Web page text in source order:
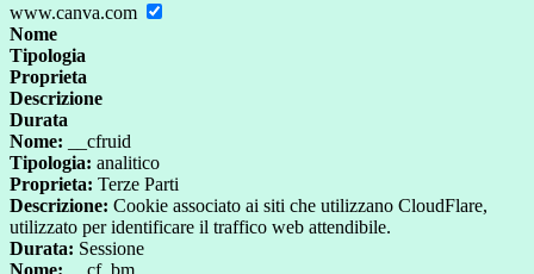
www.canva.com
Nome
Tipologia
Proprieta
Descrizione
Durata
Nome: __cfruid
Tipologia: analitico
Proprieta: Terze Parti
Descrizione: Cookie associato ai siti che utilizzano CloudFlare,
utilizzato per identificare il traffico web attendibile.
Durata: Sessione
Nome: __cf_bm